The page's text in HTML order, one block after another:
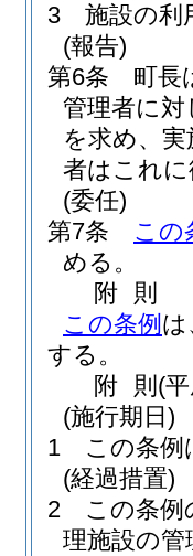
3
施設の利
(報告)
第6条
町長
管理者に
を求め、
者はこれ
(委任)
第7条
この
める。
附 則
この条例 は
する。
附 則 (
(施行期日)
1
この条例
(経過措置)
2
この条例
理施設の